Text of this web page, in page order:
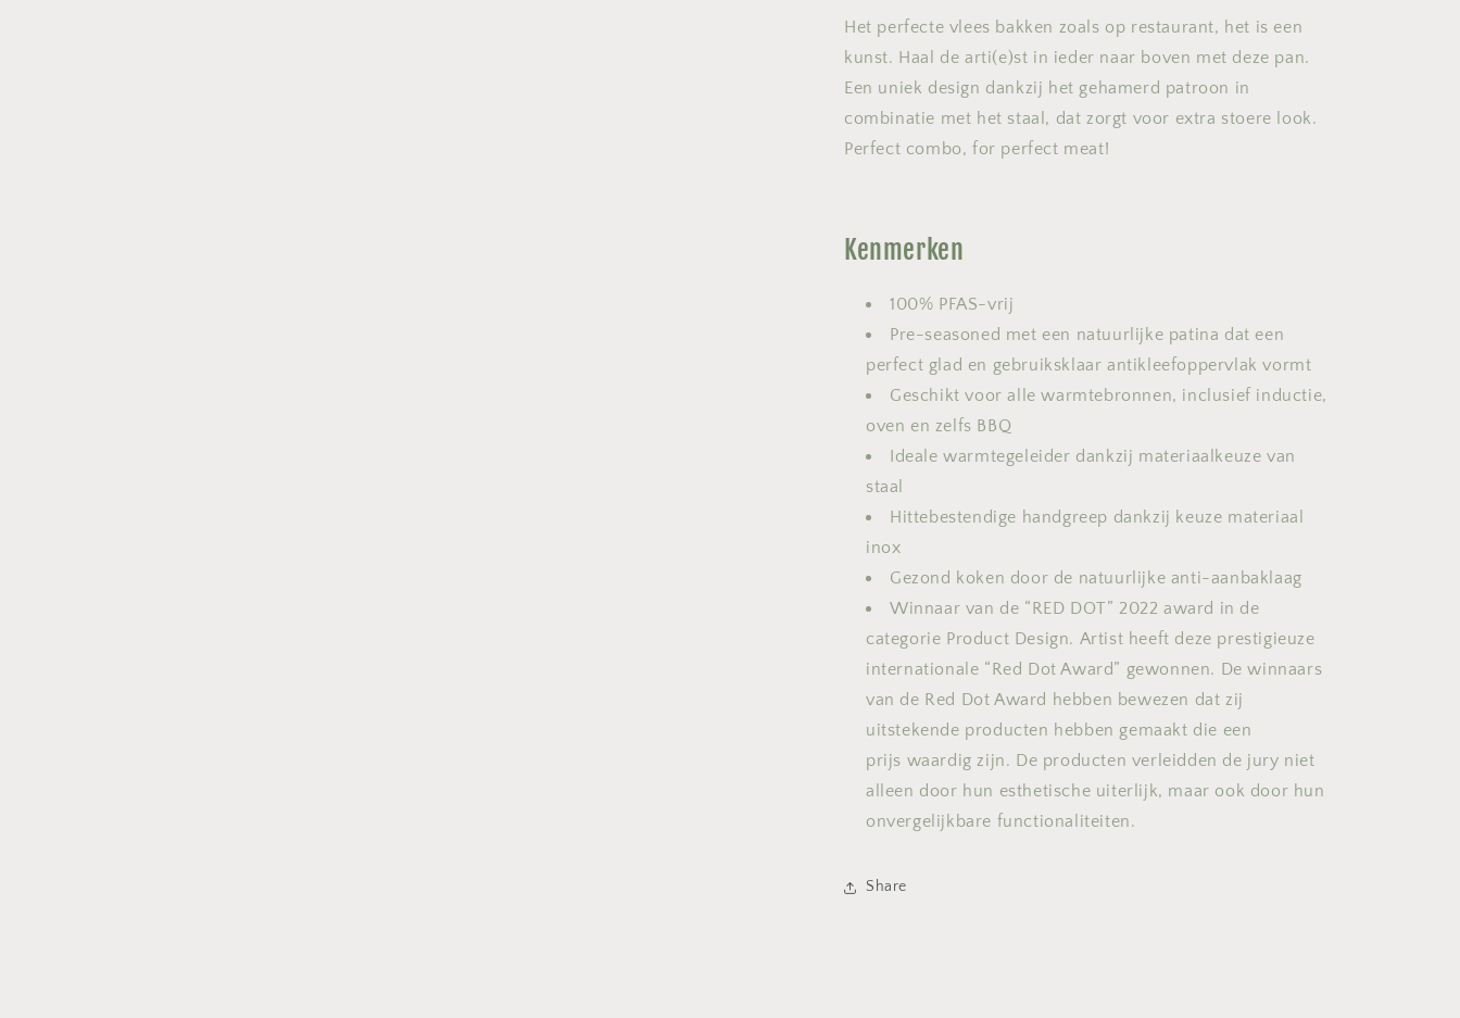
Het perfecte vlees bakken zoals op restaurant, het is een
kunst. Haal de arti(e)st in ieder naar boven met deze pan.
Een uniek design dankzij het gehamerd patroon in
combinatie met het staal, dat zorgt voor extra stoere look.
Perfect combo, for perfect meat!
Kenmerken
100% PFAS-vrij
Pre-seasoned met een natuurlijke patina dat een
perfect glad en gebruiksklaar antikleefoppervlak vormt
Geschikt voor alle warmtebronnen, inclusief inductie,
oven en zelfs BBQ
Ideale warmtegeleider dankzij materiaalkeuze van
staal
Hittebestendige handgreep dankzij keuze materiaal
inox
Gezond koken door de natuurlijke anti-aanbaklaag
Winnaar van de “RED DOT” 2022 award in de
categorie Product Design. Artist heeft deze prestigieuze
internationale “Red Dot Award” gewonnen. De winnaars
van de Red Dot Award hebben bewezen dat zij
uitstekende producten hebben gemaakt die een
prijs waardig zijn. De producten verleidden de jury niet
alleen door hun esthetische uiterlijk, maar ook door hun
onvergelijkbare functionaliteiten.
Share